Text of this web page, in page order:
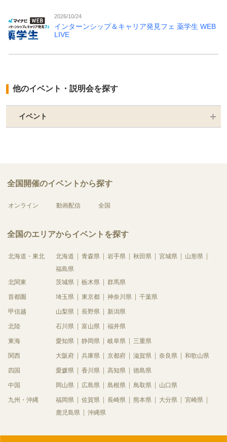
2026/10/24
インターンシップ＆キャリア発見フェ 薬学生 WEB
LIVE
他のイベント・説明会を探す
イベント
全国開催のイベントから探す
オンライン 動画配信 全国
全国のエリアからイベントを探す
北海道・東北 北海道 青森県 岩手県 秋田県 宮城県
山形県
福島県
北関東
茨城県 栃木県 群馬県
首都圏 埼玉県 東京都 神奈川県 千葉県
甲信越 山梨県 長野県 新潟県
北陸 石川県 富山県 福井県
東海 愛知県 静岡県 岐阜県 三重県
関西 大阪府 兵庫県 京都府 滋賀県 奈良県 和歌山県
四国 愛媛県 香川県 高知県 徳島県
中国 岡山県 広島県 島根県 鳥取県 山口県
九州・沖縄 福岡県 佐賀県 長崎県 熊本県 大分県
宮崎県
鹿児島県
沖縄県